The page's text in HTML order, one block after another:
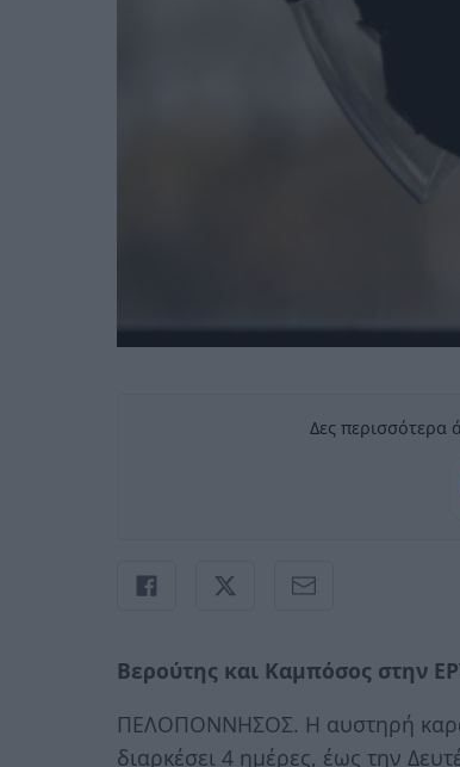
Δες περισσότερα
Bερούτης και Καμπόσος στην
ΠΕΛΟΠΟΝΝΗΣΟΣ. Η αυστηρή
διαρκέσει 4 ημέρες, έως την